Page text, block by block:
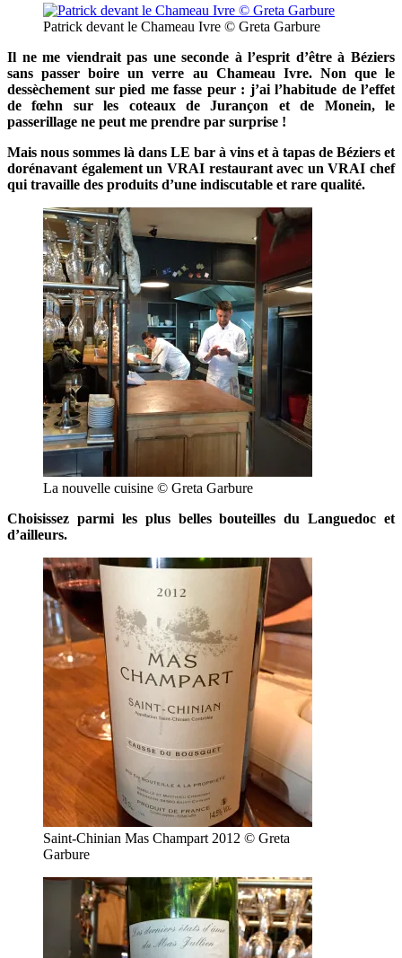
Patrick devant le Chameau Ivre © Greta Garbure
Il ne me viendrait pas une seconde à l’esprit d’être à Béziers
sans passer boire un verre au Chameau Ivre. Non que le
dessèchement sur pied me fasse peur : j’ai l’habitude de l’effet
de fœhn sur les coteaux de Jurançon et de Monein, le
passerillage ne peut me prendre par surprise !
Mais nous sommes là dans LE bar à vins et à tapas de Béziers et
dorénavant également un VRAI restaurant avec un VRAI chef
qui travaille des produits d’une indiscutable et rare qualité.
La nouvelle cuisine © Greta Garbure
Choisissez parmi les plus belles bouteilles du Languedoc et
d’ailleurs.
Saint-Chinian Mas Champart 2012 © Greta
Garbure